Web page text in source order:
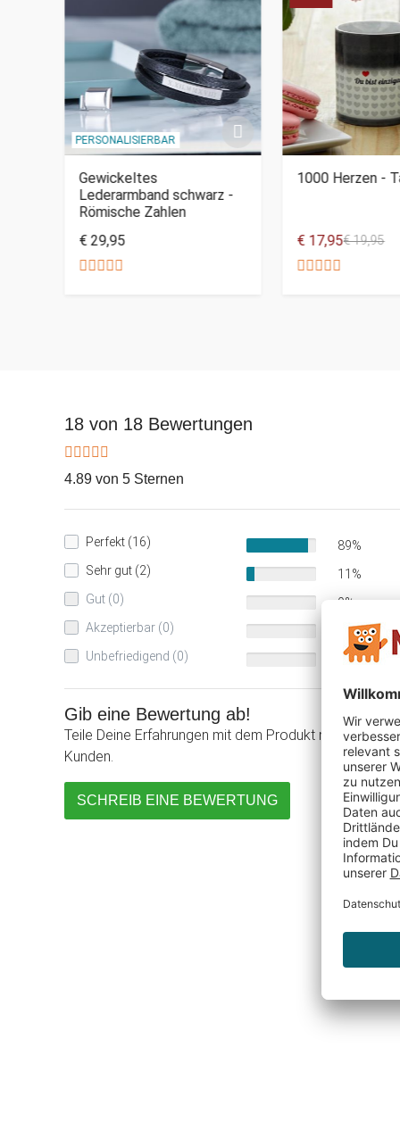
PERSONALISIERBAR
Gewickeltes
Lederarmband schwarz -
Römische Zahlen
€ 29,95
1000 Herzen -
€ 17,95€ 19,95
18 von 18 Bewertungen
4.89 von 5 Sternen
Perfekt (16)
89%
Sehr gut (2)
11%
Gut (0)
0%
Akzeptierbar (0)
0%
Unbefriedigend (0)
0%
Gib eine Bewertung ab!
Teile Deine Erfahrungen mit dem Produkt mit anderen
Kunden.
SCHREIB EINE BEWERTUNG